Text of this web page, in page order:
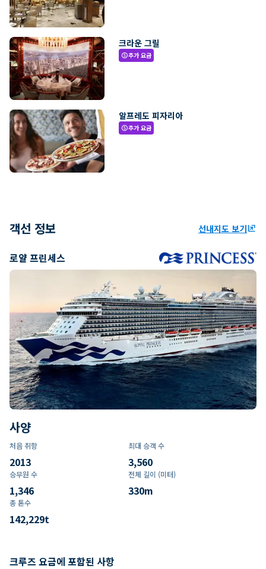
크라운 그릴
paid추가 요금
알프레도 피자리아
paid추가 요금
객선 정보 선내지도 보기ungroup
로얄 프린세스
사양
처음 취항
2013
최대 승객 수
3,560
승무원 수
1,346
전체 길이 (미터)
330m
총 톤수
142,229t
크루즈 요금에 포함된 사항